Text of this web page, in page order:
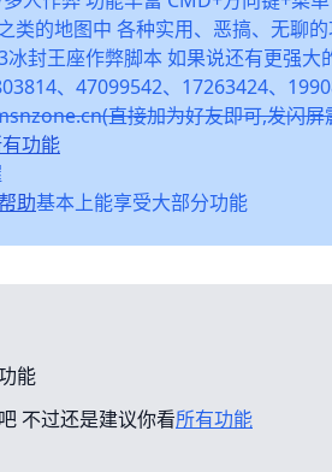
类的地图中 各种实用、恶搞、无聊
封王座作弊脚本 如果说还有更强大
、47099542、17263424、
直接加为好友即可,发闪屏
功能
助基本上能享受大部分功能
能
不过还是建议你看所有功能